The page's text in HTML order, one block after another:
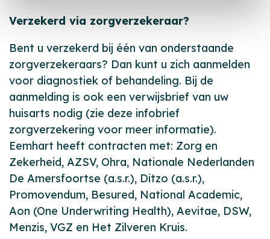
Verzekerd via zorgverzekeraar?
Bent u verzekerd bij één van onderstaande
zorgverzekeraars? Dan kunt u zich aanmelden
voor diagnostiek of behandeling. Bij de
aanmelding is ook een verwijsbrief van uw
huisarts nodig (zie deze infobrief
zorgverzekering voor meer informatie).
Eemhart heeft contracten met: Zorg en
Zekerheid, AZSV, Ohra, Nationale Nederlanden
De Amersfoortse (a.s.r.), Ditzo (a.s.r.),
Promovendum, Besured, National Academic,
Aon (One Underwriting Health), Aevitae, DSW,
Menzis, VGZ en Het Zilveren Kruis.